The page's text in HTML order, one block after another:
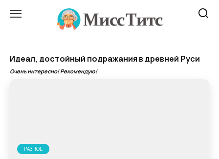
Идеал, достойный подражания в древней Руси
Очень интересно! Рекомендую!
РАЗНОЕ